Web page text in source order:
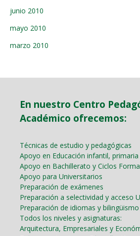
junio 2010
mayo 2010
marzo 2010
En nuestro Centro
Académico ofrecemos:
Técnicas de estudio y pedagógicas
Apoyo en Educación infantil, primaria
Apoyo en Bachillerato y Ciclos
Apoyo para Universitarios
Preparación de exámenes
Preparación a selectividad y acceso
Preparación de idiomas y bilingüismo
Todos los niveles y asignaturas:
Arquitectura, Empresariales y